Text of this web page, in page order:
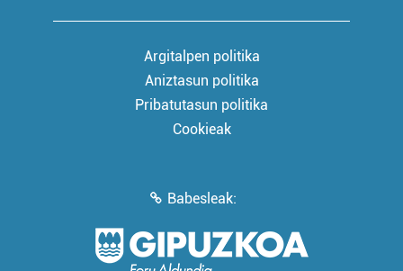
Argitalpen politika
Aniztasun politika
Pribatutasun politika
Cookieak
Babesleak: